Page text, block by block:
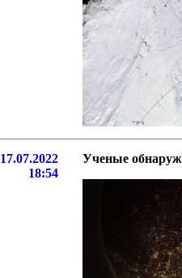
17.07.2022
18:54
Ученые